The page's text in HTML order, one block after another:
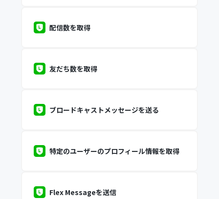
配信数を取得
友だち数を取得
ブロードキャストメッセージを送る
特定のユーザーのプロフィール情報を取得
Flex Messageを送信